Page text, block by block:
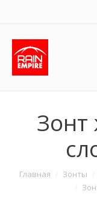
Зонт
Главная Зонты